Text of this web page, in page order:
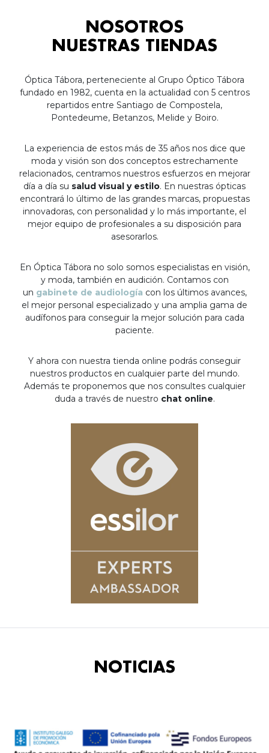
NOSOTROS
NUESTRAS TIENDAS
Óptica Tábora, perteneciente al Grupo Óptico Tábora
fundado en 1982, cuenta en la actualidad con 5 centros
repartidos entre Santiago de Compostela,
Pontedeume, Betanzos, Melide y Boiro.
La experiencia de estos más de 35 años nos dice que
moda y visión son dos conceptos estrechamente
relacionados, centramos nuestros esfuerzos en mejorar
día a día su salud visual y estilo. En nuestras ópticas
encontrará lo último de las grandes marcas, propuestas
innovadoras, con personalidad y lo más importante, el
mejor equipo de profesionales a su disposición para
asesorarlos.
En Óptica Tábora no solo somos especialistas en visión,
y moda, también en audición. Contamos con
un gabinete de audiología con los últimos avances,
el mejor personal especializado y una amplia gama de
audífonos para conseguir la mejor solución para cada
paciente.
Y ahora con nuestra tienda online podrás conseguir
nuestros productos en cualquier parte del mundo.
Además te proponemos que nos consultes cualquier
duda a través de nuestro chat online.
NOTICIAS